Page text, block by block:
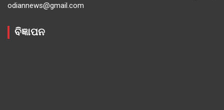
odiannews@gmail.com
ବିଜ୍ଞାପନ